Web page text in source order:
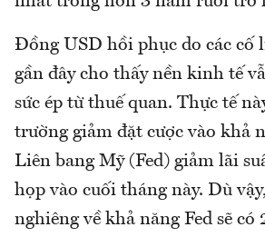
Đồng USD hồi phục do các cố
gần đây cho thấy nền kinh tế
sức ép từ thuế quan. Thực tế
trường giảm đặt cược vào khả
Liên bang Mỹ (Fed) giảm lãi
họp vào cuối tháng này. Dù
nghiêng về khả năng Fed sẽ